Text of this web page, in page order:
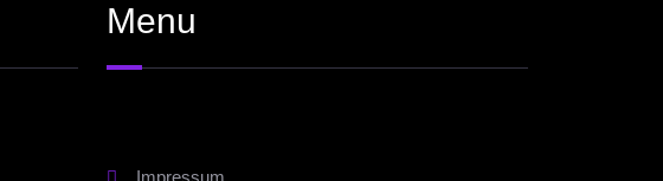
Menu
Impressum